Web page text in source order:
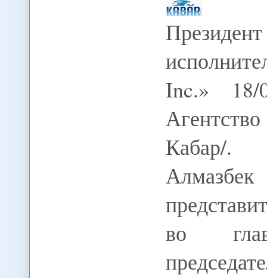
Inc.» 18/
Кабар/.
во